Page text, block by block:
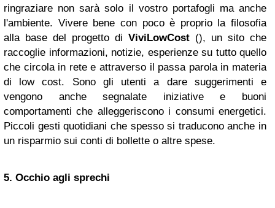
ringraziare non sarà solo il vostro portafogli ma anche
l'ambiente. Vivere bene con poco è proprio la filosofia
alla base del progetto di ViviLowCost (), un sito che
raccoglie informazioni, notizie, esperienze su tutto quello
che circola in rete e attraverso il passa parola in materia
di low cost. Sono gli utenti a dare suggerimenti e
vengono anche segnalate iniziative e buoni
comportamenti che alleggeriscono i consumi energetici.
Piccoli gesti quotidiani che spesso si traducono anche in
un risparmio sui conti di bollette o altre spese.
5. Occhio agli sprechi